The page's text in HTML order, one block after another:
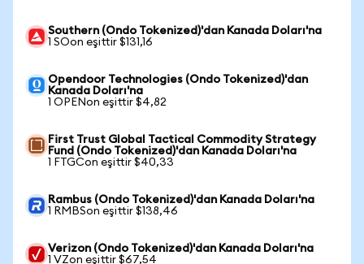
Southern (Ondo Tokenized)'dan Kanada Doları'na
1 SOon eşittir $131,16
Opendoor Technologies (Ondo Tokenized)'dan
Kanada Doları'na
1 OPENon eşittir $4,82
First Trust Global Tactical Commodity Strategy
Fund (Ondo Tokenized)'dan Kanada Doları'na
1 FTGCon eşittir $40,33
Rambus (Ondo Tokenized)'dan Kanada Doları'na
1 RMBSon eşittir $138,46
Verizon (Ondo Tokenized)'dan Kanada Doları'na
1 VZon eşittir $67,54